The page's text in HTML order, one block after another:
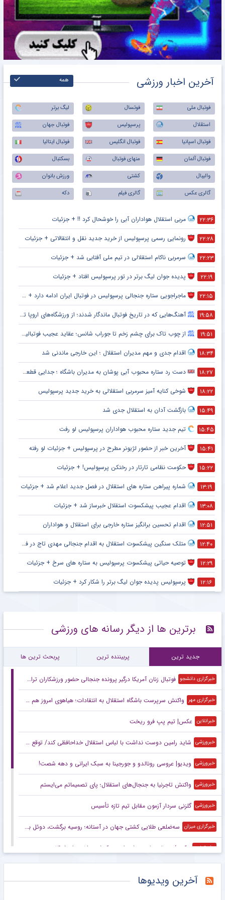
آخرین اخبار ورزشی همه
فوتبال ملی فوتسال
لیگ برتر
استقلال
پرسپولیس
فوتبال جهان
فوتبال اسپانیا
فوتبال انگلیس
فوتبال ایتالیا
فوتبال آلمان
منهای فوتبال
بسکتبال
والیبال
کشتی
ورزش بانوان
گالری عکس
گالری فیلم دکه
۲۲:۳۶ مربی استقلال هواداران آبی را خوشحال کرد !! + جزئیات
۲۲:۲۸ رونمایی رسمی پرسپولیس از خرید جدید نقل و انتقالاتی + جزئیات
۲۲:۲۳ سرمربی ناکام استقلالی در تیم ملی آفتابی شد + جزئیات
۲۲:۱۹ پدیده جوان لیگ برتر در تور پرسپولیس افتاد + جزئیات
۲۲:۱۵ ماجراجویی ستاره جنجالی پرسپولیس در فوتبال ایران ادامه دارد + جزئیات
۱۹:۵۸ آهنگ‌هایی که در تاریخ فوتبال ماندگار شدند؛ از ورزشگاه‌های اروپا تا جام جهانی
۱۹:۵۱ از چوب تاک برای چشم زخم تا جوراب شانس؛ عقاید عجیب فوتبالیست‌ها!
۱۸:۳۴ اقدام جدی و مهم مدیران استقلال ؛ این خارجی ماندنی شد
۱۸:۲۷ دست رد ستاره محبوب آبی پوشان به مدیران باشگاه ؛ جدایی قطعی است !
۱۸:۲۲ شوخی کنایه آمیز سرمربی استقلالی به خرید جدید پرسپولیس
۱۵:۴۹ بازگشت آدان به استقلال جدی شد
۱۵:۴۵ تیم جدید ستاره محبوب هواداران پرسپولیس لو رفت
۱۵:۴۱ آخرین خبر از حضور لژیونر مطرح در پرسپولیس + جزئیات لو رفته
۱۵:۲۲ حکومت نظامی تارتار در رختکن پرسپولیس! + جزئیات
۱۳:۱۹ شماره پیراهن ستاره های استقلال در فصل جدید اعلام شد + جزئیات
۱۳:۰۸ اقدام عجیب پیشکسوت استقلال خبرساز شد + جزئیات
۱۲:۵۱ اقدام تحسین برانگیز ستاره خارجی برای استقلال و هواداران
۱۲:۴۰ متلک سنگین پیشکسوت استقلال به اقدام جنجالی مهدی تاج در فدراسیون فوتبال
۱۲:۲۹ توصیه حیاتی پیشکسوت پرسپولیس به ستاره های سرخ + جزئیات
۱۲:۱۶ پرسپولیس پدیده جوان لیگ برتر را شکار کرد + جزئیات
برترین ها از دیگر رسانه های ورزشی
جدید ترین پربیننده ترین پربحث ترین ها
خبرگزاری دانشجو فوتبال زنان آمریکا درگیر پرونده جنجالی حضور ورزشکاران تراجنسیتی
خبرگزاری مهر واکنش سرپرست باشگاه استقلال به انتقادات؛ هیاهوی امروز هم می‌گذرد!
خبرانلاین عکس| تیم پپ فرو ریخت
خبرورزشی شاید رامین دوست نداشت با لباس استقلال خداحافظی کند/ توقع چندانی از این استقلال نداریم/ این پنجره بسته حاصل شوک‌های مدیریتی است
خبرورزشی ویدیو| عروسی رونالدو و جورجینا به سبک ایرانی و دهه شصت!
خبرورزشی واکنش تاجرنیا به جنجال‌های استقلال؛ پای تصمیماتم می‌ایستم
خبرورزشی گلزنی سردار آزمون مقابل تیم تازه تأسیس
خبرگزاری میزان سه‌ضلعی طلایی کشتی جهان در آستانه؛ روسیه برگشت، دوئل بزرگ ایران و آمریکا
مشرق نیوز عکس/ روزنامه‌های ورزشی امروز یک‌شنبه ۱۸ مرداد ۱۴۰۵
آخرین ویدیوها